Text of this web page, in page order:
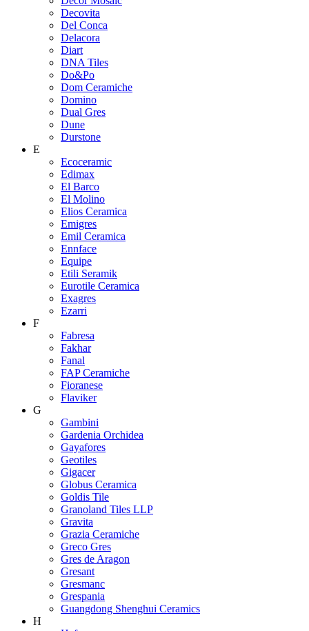
Decovita
Del Conca
Delacora
Diart
DNA Tiles
Do&Po
Dom Ceramiche
Domino
Dual Gres
Dune
Durstone
E
Ecoceramic
Edimax
El Barco
El Molino
Elios Ceramica
Emigres
Emil Ceramica
Ennface
Equipe
Etili Seramik
Eurotile Ceramica
Exagres
Ezarri
F
Fabresa
Fakhar
Fanal
FAP Ceramiche
Fioranese
Flaviker
G
Gambini
Gardenia Orchidea
Gayafores
Geotiles
Gigacer
Globus Ceramica
Goldis Tile
Granoland Tiles LLP
Gravita
Grazia Ceramiche
Greco Gres
Gres de Aragon
Gresant
Gresmanc
Grespania
Guangdong Shenghui Ceramics
H